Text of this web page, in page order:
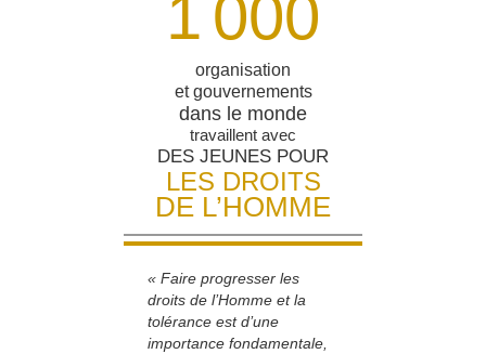
1 000
organisation
et gouvernements
dans le monde
travaillent avec
DES JEUNES POUR
LES DROITS
DE L’HOMME
« Faire progresser les
droits de l’Homme et la
tolérance est d’une
importance fondamentale,